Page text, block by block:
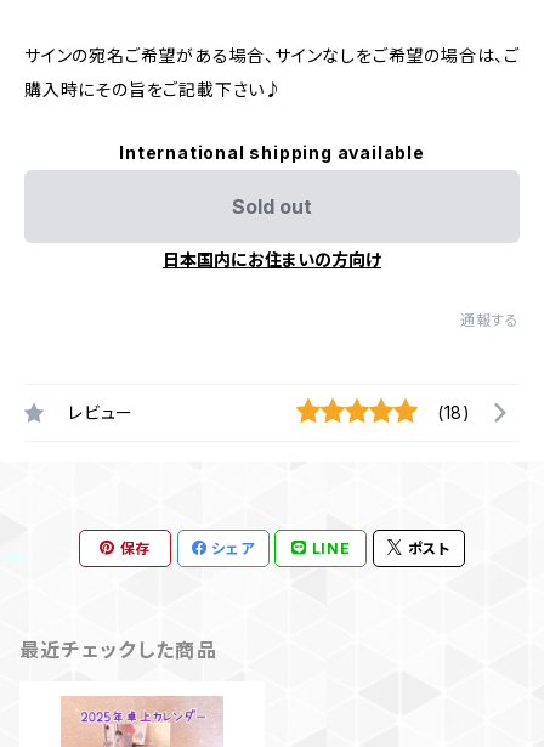
サインの宛名ご希望がある場合、サインなしをご希望の場合は、ご
購入時にその旨をご記載下さい♪
International shipping available
Sold out
日本国内にお住まいの方向け
通報する
レビュー (18)
保存 シェア LINE ポスト
最近チェックした商品